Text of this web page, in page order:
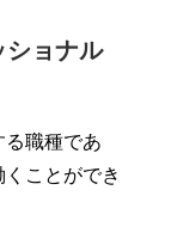
ショナル
る職種であ
ことができ